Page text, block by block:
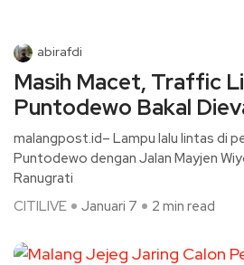
abirafdi
Masih Macet, Traffic
Puntodewo Bakal
malangpost.id– Lampu lalu lintas di
Puntodewo dengan Jalan Mayjen
Ranugrati
CITILIVE
Januari 7 2 min read